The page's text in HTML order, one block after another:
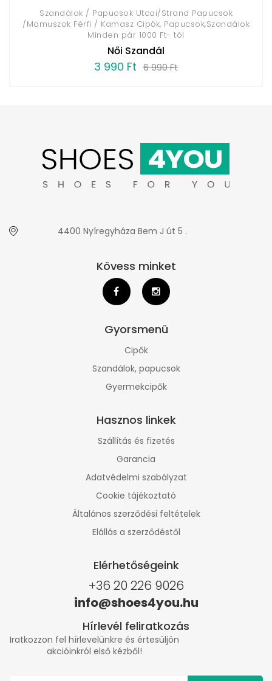
Szandálok / Papucsok Utcai/Strand Papucsok
/Mamuszok Férfi / Kamasz Cipők, Papucsok,Szandálok
Minden pár 1000 Ft- tól
Női Szandál
3 990 Ft 6 990 Ft
4400 Nyíregyháza Bem J út 5 .
Kövess minket
Gyorsmenü
Cipők
Szandálok, papucsok
Gyermekcipők
Hasznos linkek
Szállítás és fizetés
Garancia
Adatvédelmi szabályzat
Cookie tájékoztató
Általános szerződési feltételek
Elállás a szerződéstől
Elérhetőségeink
+36 20 226 9026
info@shoes4you.hu
Hírlevél feliratkozás
Iratkozzon fel hírlevelünkre és értesüljön
akcióinkról első kézből!